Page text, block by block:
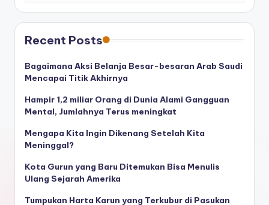
Recent Posts
Bagaimana Aksi Belanja Besar-besaran Arab Saudi
Mencapai Titik Akhirnya
Hampir 1,2 miliar Orang di Dunia Alami Gangguan
Mental, Jumlahnya Terus meningkat
Mengapa Kita Ingin Dikenang Setelah Kita
Meninggal?
Kota Gurun yang Baru Ditemukan Bisa Menulis
Ulang Sejarah Amerika
Tumpukan Harta Karun yang Terkubur di Pasukan